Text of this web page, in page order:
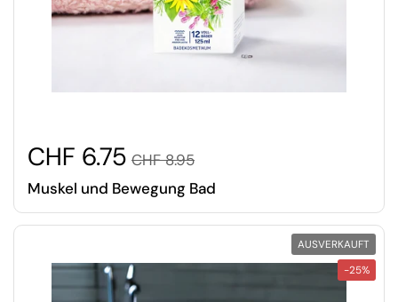
CHF 6.75 CHF 8.95
Muskel und Bewegung Bad
AUSVERKAUFT
-25%